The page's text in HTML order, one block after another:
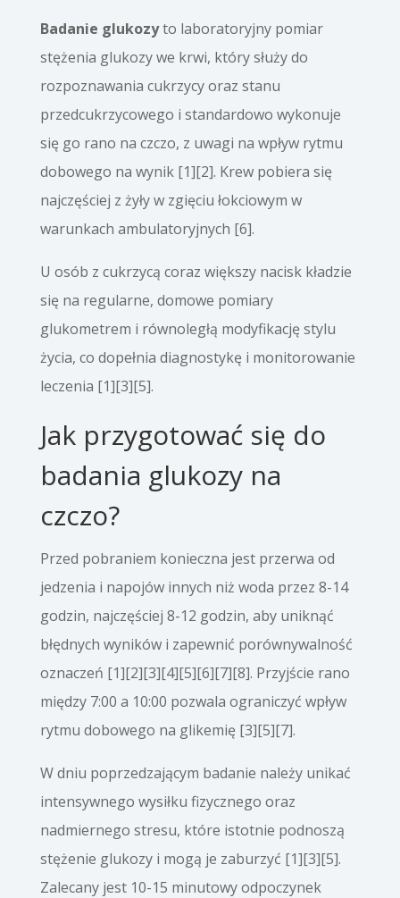
Badanie glukozyto laboratoryjny pomiar
stężenia glukozy we krwi, który służy do
rozpoznawania cukrzycy oraz stanu
przedcukrzycowego i standardowo wykonuje
się go rano na czczo, z uwagi na wpływ rytmu
dobowego na wynik [1][2]. Krew pobiera się
najczęściej z żyły w zgięciu łokciowym w
warunkach ambulatoryjnych [6].
U osób z cukrzycą coraz większy nacisk kładzie
się na regularne, domowe pomiary
glukometrem i równoległą modyfikację stylu
życia, co dopełnia diagnostykę i monitorowanie
leczenia [1][3][5].
Jak przygotować się do
badania glukozy na
czczo?
Przed pobraniem konieczna jest przerwa od
jedzenia i napojów innych niż woda przez 8-14
godzin, najczęściej 8-12 godzin, aby uniknąć
błędnych wyników i zapewnić porównywalność
oznaczeń [1][2][3][4][5][6][7][8]. Przyjście rano
między 7:00 a 10:00 pozwala ograniczyć wpływ
rytmu dobowego na glikemię [3][5][7].
W dniu poprzedzającym badanie należy unikać
intensywnego wysiłku fizycznego oraz
nadmiernego stresu, które istotnie podnoszą
stężenie glukozy i mogą je zaburzyć [1][3][5].
Zalecany jest 10-15 minutowy odpoczynek